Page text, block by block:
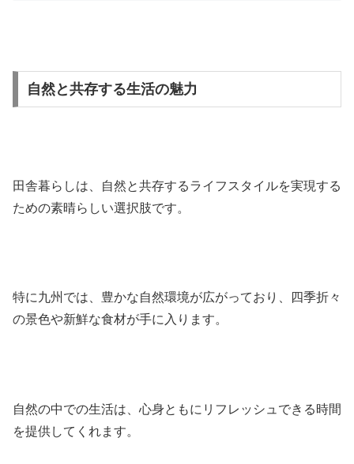
自然と共存する生活の魅力
田舎暮らしは、自然と共存するライフスタイルを実現する
ための素晴らしい選択肢です。
特に九州では、豊かな自然環境が広がっており、四季折々
の景色や新鮮な食材が手に入ります。
自然の中での生活は、心身ともにリフレッシュできる時間
を提供してくれます。